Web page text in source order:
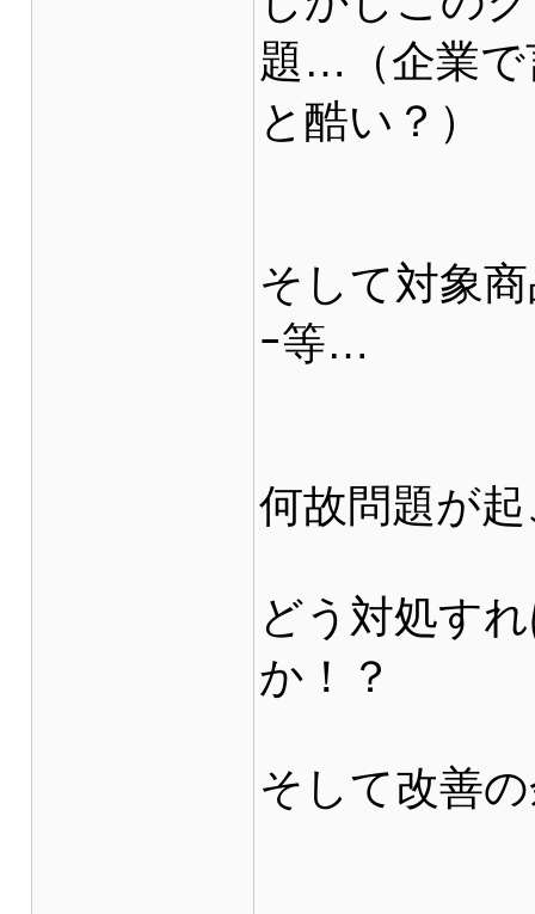
題…（企業
と酷い？）
そして対象
ｰ等…
何故問題が
どう対処す
か！？
そして改善